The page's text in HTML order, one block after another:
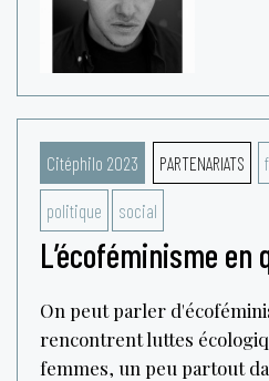
Citéphilo 2023 PARTENARIATS
politique social
L’écoféminisme en
On peut parler
rencontrent luttes
femmes, un peu partout